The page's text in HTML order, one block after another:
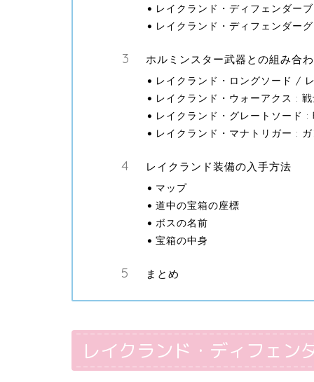
レイクランド・ディフェンダー
レイクランド・ディフェンダー
ホルミンスター武器との組み合
レイクランド・ロングソード /
レイクランド・ウォーアクス :
レイクランド・グレートソード :
レイクランド・マナトリガー :
レイクランド装備の入手方法
マップ
道中の宝箱の座標
ボスの名前
宝箱の中身
まとめ
レイクランド・ディフェン